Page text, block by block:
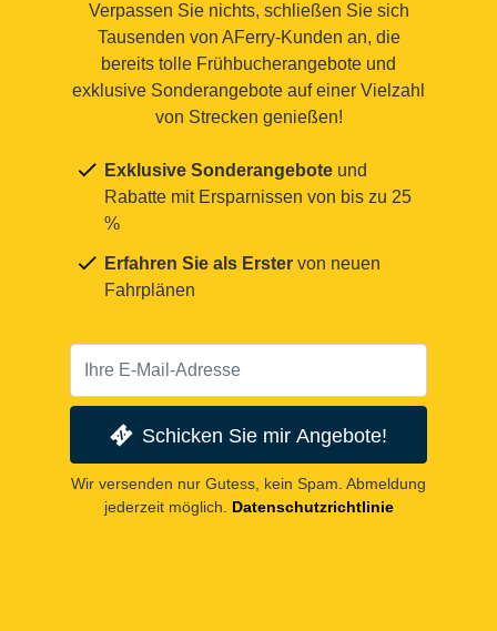
Verpassen Sie nichts, schließen Sie sich
Tausenden von AFerry-Kunden an, die
bereits tolle Frühbucherangebote und
exklusive Sonderangebote auf einer Vielzahl
von Strecken genießen!
Exklusive Sonderangebote und
Rabatte mit Ersparnissen von bis zu 25
%
Erfahren Sie als Erster von neuen
Fahrplänen
Schicken Sie mir Angebote!
Wir versenden nur Gutess, kein Spam. Abmeldung
jederzeit möglich.
Datenschutzrichtlinie